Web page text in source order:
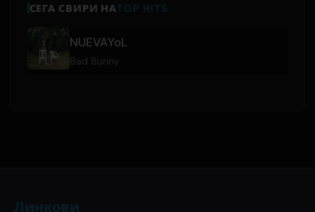
СЕГА СВИРИ НАTOP HITS
NUEVAYoL
Bad Bunny
Линкови